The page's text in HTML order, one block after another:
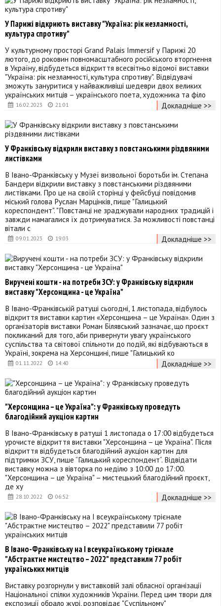
16.02.2023 21:01
У Парижі відкриють виставку "Україна: рік незламності,
культура спротиву"
У культурному просторі Grand Palais Immersif у Парижі 20
лютого, до роковин повномасштабного російського вторгнення
в Україну, відбудеться відкриття всесвітньо відомої виставки
"Україна: рік незламності, культура спротиву". Відвідувачі
зможуть зануритися у найважливіші шедеври двох великих
українських митців – українського поета, художника та філо
Докладніше >>
09.01.2023 19:03
У Франківську відкрили виставку з повстанськими різдвяними
листівками
В Івано-Франківську у Музеї визвольної боротьби ім. Степана
Бандери відкрили виставку з повстанськими різдвяними
листівками. Про це на своїй сторінці у фейсбуці повідомив
міський голова Руслан Марцінків, пише "Галицький
кореспондент". "Повстанці не зраджували народних традицій і
завжди намагалися їх дотримуватися. За можливості повстанці
вітали с
Докладніше >>
01.11.2022 14:40
Виручені кошти - на потреби ЗСУ: у Франківську відкрили
виставку "Херсонщина - це Україна"
В Івано-Франківській ратуші сьогодні, 1 листопада, відбулось
відкриття виставки картин «Херсонщина – це Україна». Один з
організаторів виставки Роман Білявський зазначає, що проєкт
покликаний для того, аби привернути увагу українського
суспільства та світової спільноти до подій, які відбуваються в
Україні, зокрема на Херсонщині, пише "Галицький ко
Докладніше >>
28.10.2022 06:52
"Херсонщина – це Україна": у Франківську проведуть
благодійний аукціон картин
В Івано-Франківську в ратуші 1 листопада о 17:00 відбудеться
урочисте відкриття виставки "Херсонщина – це Україна". Після
відкриття відбудеться благодійний аукціон картин для
підтримки ЗСУ, пише “Галицький кореспондент“. Відвідати
виставку можна з вівторка по неділю з 10:00 до 17:00.
"Херсонщина – це Україна" – мистецький благодійний проєкт,
де ху
Докладніше >>
В Івано-Франківську на I всеукраїнському трієнале
"Абстрактне мистецтво – 2022" представили 77 робіт
українських митців
Виставку розгорнули у виставковій залі обласної організації
Національної спілки художників України. Перед цим твори для
експозиції обрало журі, розповідає "Суспільному"